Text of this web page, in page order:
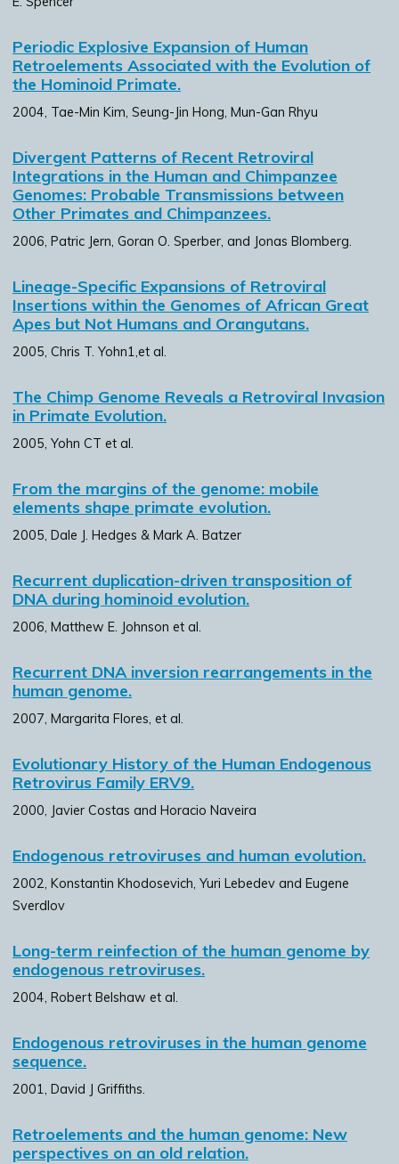
Periodic Explosive Expansion of Human
Retroelements Associated with the Evolution of
the Hominoid Primate.
2004, Tae-Min Kim, Seung-Jin Hong, Mun-Gan Rhyu
Divergent Patterns of Recent Retroviral
Integrations in the Human and Chimpanzee
Genomes: Probable Transmissions between
Other Primates and Chimpanzees.
2006, Patric Jern, Goran O. Sperber, and Jonas Blomberg.
Lineage-Specific Expansions of Retroviral
Insertions within the Genomes of African Great
Apes but Not Humans and Orangutans.
2005, Chris T. Yohn1,et al.
The Chimp Genome Reveals a Retroviral Invasion
in Primate Evolution.
2005, Yohn CT et al.
From the margins of the genome: mobile
elements shape primate evolution.
2005, Dale J. Hedges & Mark A. Batzer
Recurrent duplication-driven transposition of
DNA during hominoid evolution.
2006, Matthew E. Johnson et al.
Recurrent DNA inversion rearrangements in the
human genome.
2007, Margarita Flores, et al.
Evolutionary History of the Human Endogenous
Retrovirus Family ERV9.
2000, Javier Costas and Horacio Naveira
Endogenous retroviruses and human evolution.
2002, Konstantin Khodosevich, Yuri Lebedev and Eugene
Sverdlov
Long-term reinfection of the human genome by
endogenous retroviruses.
2004, Robert Belshaw et al.
Endogenous retroviruses in the human genome
sequence.
2001, David J Griffiths.
Retroelements and the human genome: New
perspectives on an old relation.